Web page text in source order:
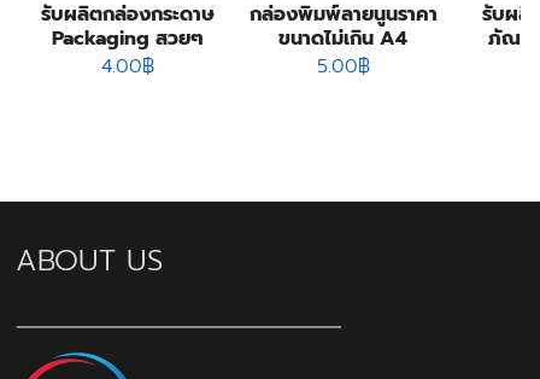
รับผลิตกล่องกระดาษ
Packaging สวยๆ
4.00฿
กล่องพิมพ์ลายนูนราคา
ขนาดไม่เกิน A4
5.00฿
รับผลิ
ภัณฑ์
ABOUT US